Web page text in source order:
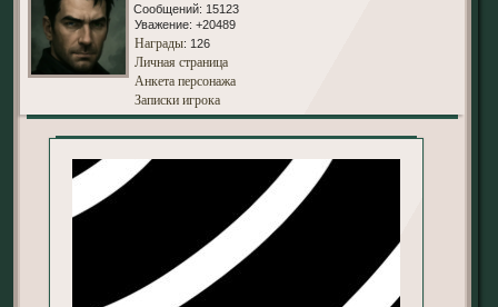
Сообщений: 15123
Уважение: +20489
Награды: 126
Личная страница
Анкета персонажа
Записки игрока